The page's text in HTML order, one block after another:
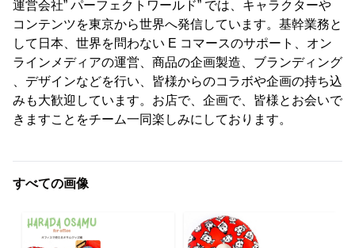
運営会社” パーフェクトワールド” では、キャラクターや
コンテンツを東京から世界へ発信しています。基幹業務と
して日本、世界を問わない E コマースのサポート、オン
ラインメディアの運営、商品の企画製造、ブランディング
、デザインなどを行い、皆様からのコラボや企画の持ち込
みも大歓迎しています。お店で、企画で、皆様とお会いで
きますことをチーム一同楽しみにしております。
すべての画像